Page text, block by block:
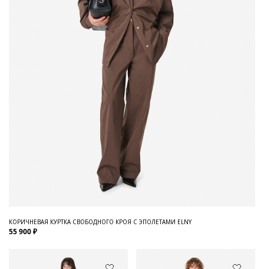
КОРИЧНЕВАЯ КУРТКА СВОБОДНОГО КРОЯ С ЭПОЛЕТАМИ ELNY
55 900 ₽